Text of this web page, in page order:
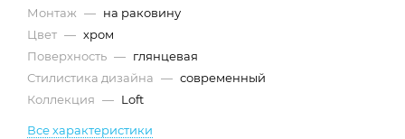
Монтаж — на раковину
Цвет — хром
Поверхность — глянцевая
Стилистика дизайна — современный
Коллекция — Loft
Все характеристики